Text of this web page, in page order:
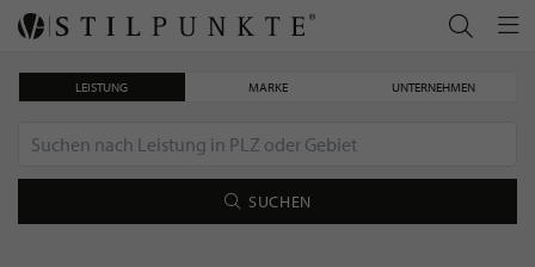
LEISTUNG MARKE UNTERNEHMEN
SUCHEN